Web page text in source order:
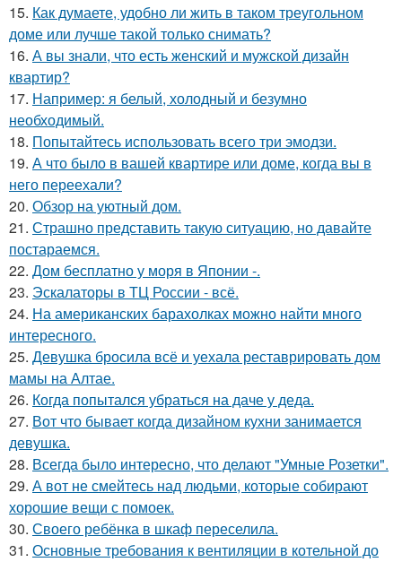
15. Как думаете, удобно ли жить в таком треугольном
доме или лучше такой только снимать?
16. А вы знали, что есть женский и мужской дизайн
квартир?
17. Например: я белый, холодный и безумно
необходимый.
18. Попытайтесь использовать всего три эмодзи.
19. А что было в вашей квартире или доме, когда вы в
него переехали?
20. Обзор на уютный дом.
21. Страшно представить такую ситуацию, но давайте
постараемся.
22. Дом бесплатно у моря в Японии -.
23. Эскалаторы в ТЦ России - всё.
24. На американских барахолках можно найти много
интересного.
25. Девушка бросила всё и уехала реставрировать дом
мамы на Алтае.
26. Когда попытался убраться на даче у деда.
27. Вот что бывает когда дизайном кухни занимается
девушка.
28. Всегда было интересно, что делают "Умные Розетки".
29. А вот не смейтесь над людьми, которые собирают
хорошие вещи с помоек.
30. Своего ребёнка в шкаф переселила.
31. Основные требования к вентиляции в котельной до